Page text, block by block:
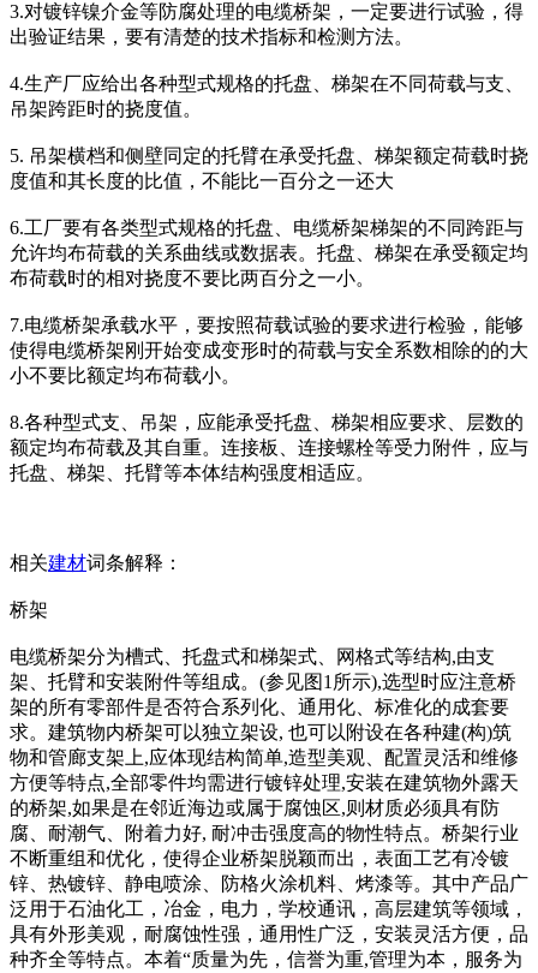
3.对镀锌镍介金等防腐处理的电缆桥架，一定要进行试验，得
出验证结果，要有清楚的技术指标和检测方法。
4.生产厂应给出各种型式规格的托盘、梯架在不同荷载与支、
吊架跨距时的挠度值。
5. 吊架横档和侧壁同定的托臂在承受托盘、梯架额定荷载时挠
度值和其长度的比值，不能比一百分之一还大
6.工厂要有各类型式规格的托盘、电缆桥架梯架的不同跨距与
允许均布荷载的关系曲线或数据表。托盘、梯架在承受额定均
布荷载时的相对挠度不要比两百分之一小。
7.电缆桥架承载水平，要按照荷载试验的要求进行检验，能够
使得电缆桥架刚开始变成变形时的荷载与安全系数相除的的大
小不要比额定均布荷载小。
8.各种型式支、吊架，应能承受托盘、梯架相应要求、层数的
额定均布荷载及其自重。连接板、连接螺栓等受力附件，应与
托盘、梯架、托臂等本体结构强度相适应。
相关建材词条解释：
桥架
电缆桥架分为槽式、托盘式和梯架式、网格式等结构,由支
架、托臂和安装附件等组成。(参见图1所示),选型时应注意桥
架的所有零部件是否符合系列化、通用化、标准化的成套要
求。建筑物内桥架可以独立架设, 也可以附设在各种建(构)筑
物和管廊支架上,应体现结构简单,造型美观、配置灵活和维修
方便等特点,全部零件均需进行镀锌处理,安装在建筑物外露天
的桥架,如果是在邻近海边或属于腐蚀区,则材质必须具有防
腐、耐潮气、附着力好, 耐冲击强度高的物性特点。桥架行业
不断重组和优化，使得企业桥架脱颖而出，表面工艺有冷镀
锌、热镀锌、静电喷涂、防格火涂机料、烤漆等。其中产品广
泛用于石油化工，冶金，电力，学校通讯，高层建筑等领域，
具有外形美观，耐腐蚀性强，通用性广泛，安装灵活方便，品
种齐全等特点。本着“质量为先，信誉为重,管理为本，服务为